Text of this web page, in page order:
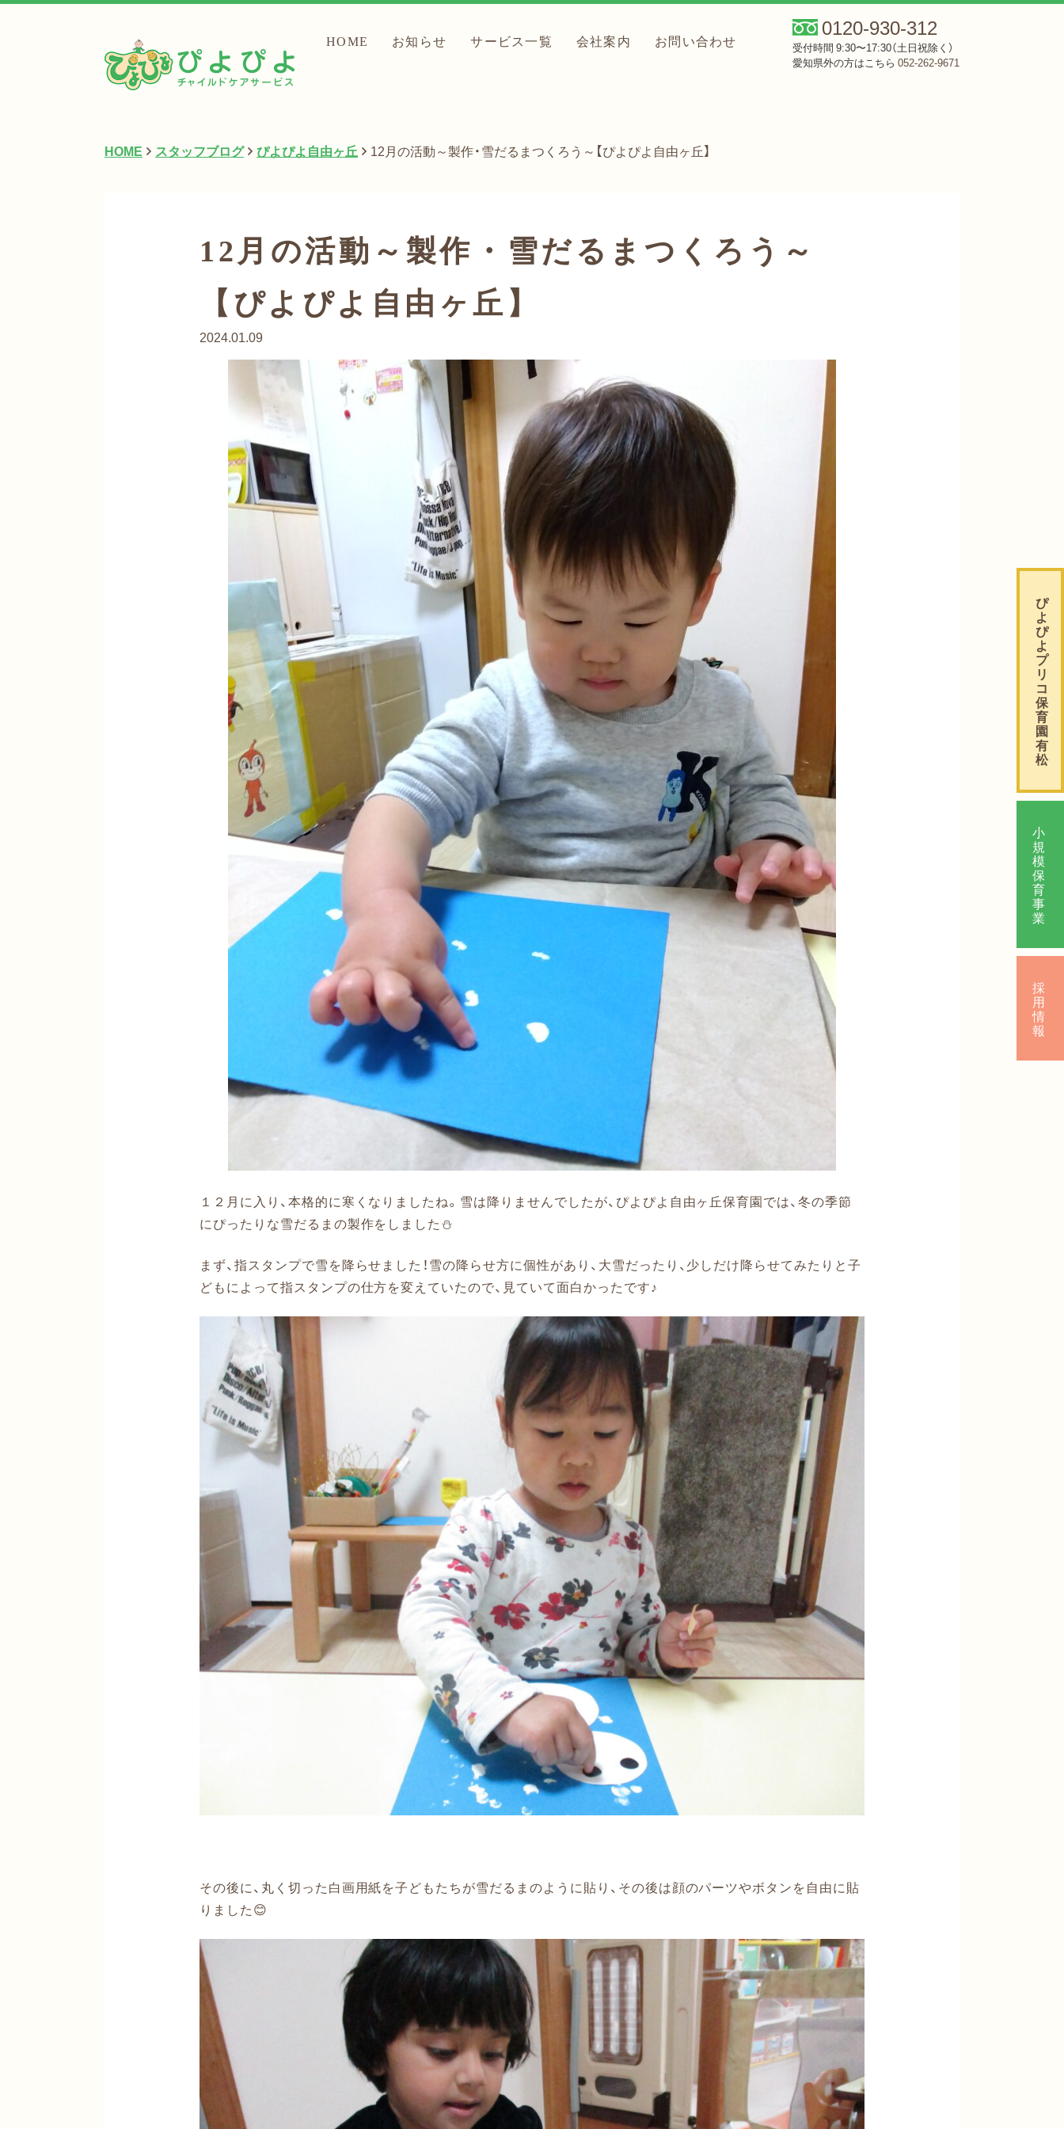
HOME お知らせ サービス一覧 会社案内 お問い合わせ
0120-930-312
受付時間 9:30〜17:30（土日祝除く）
愛知県外の方はこちら 052-262-9671
HOME スタッフブログ ぴよぴよ自由ヶ丘 12月の活動～製作・雪だるまつくろう～【ぴよぴよ自由ヶ丘】
12月の活動～製作・雪だるまつくろう～
【ぴよぴよ自由ヶ丘】
2024.01.09
１２月に入り、本格的に寒くなりましたね。雪は降りませんでしたが、ぴよぴよ自由ヶ丘保育園では、冬の季節
にぴったりな雪だるまの製作をしました⛄
まず、指スタンプで雪を降らせました！雪の降らせ方に個性があり、大雪だったり、少しだけ降らせてみたりと子
どもによって指スタンプの仕方を変えていたので、見ていて面白かったです♪
その後に、丸く切った白画用紙を子どもたちが雪だるまのように貼り、その後は顔のパーツやボタンを自由に貼
りました😊
ぴ
よ
ぴ
よ
プ
リ
コ
保
育
園
有
松
小
規
模
保
育
事
業
採
用
情
報